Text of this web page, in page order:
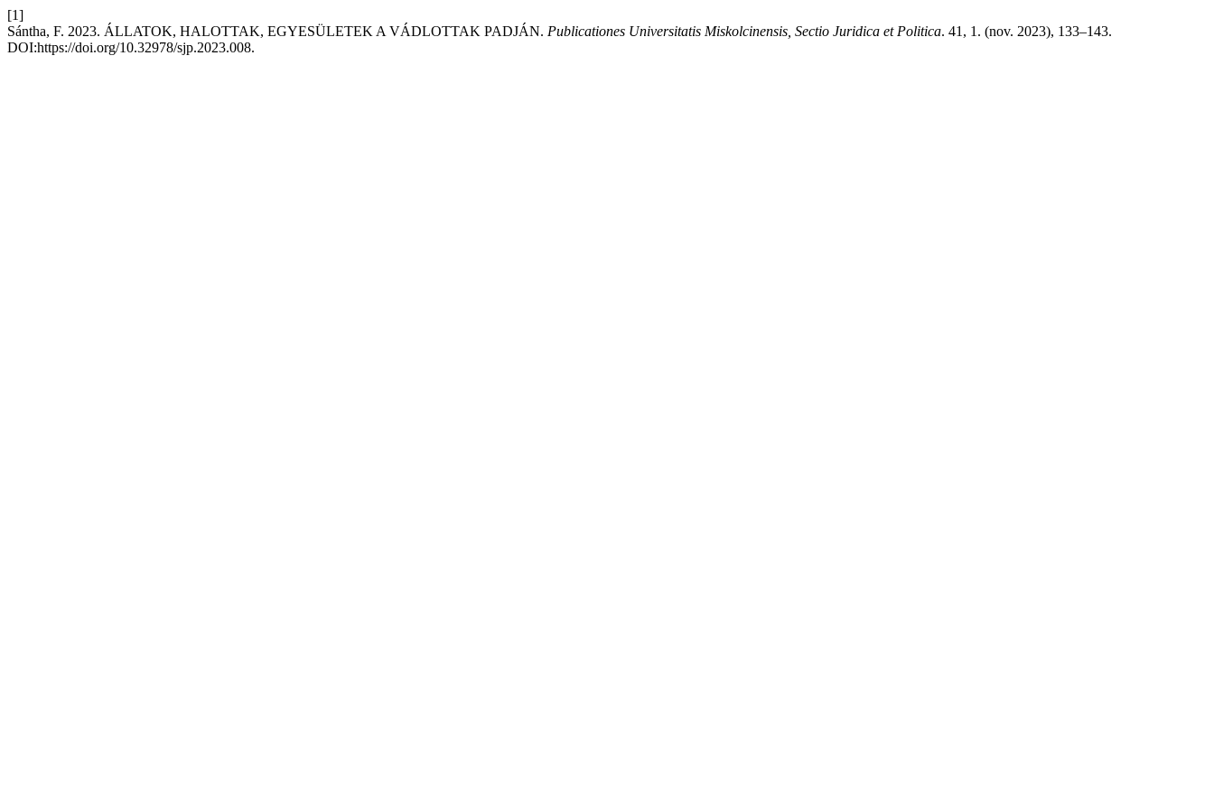
[1]
Sántha, F. 2023. ÁLLATOK, HALOTTAK, EGYESÜLETEK A VÁDLOTTAK PADJÁN. Publicationes Universitatis Miskolcinensis, Sectio Juridica et Politica. 41, 1. (nov. 2023), 133–143.
DOI:https://doi.org/10.32978/sjp.2023.008.